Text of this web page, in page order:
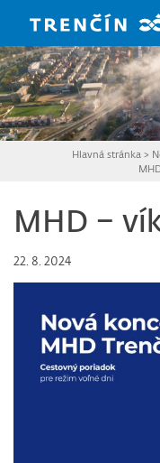
Hlavná stránka >
MHD –
22. 8. 2024